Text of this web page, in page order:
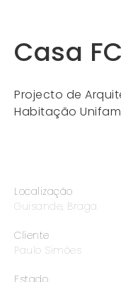
Casa FC
Projecto de
Habitação
Localização
Guisande, Braga
Cliente
Paulo Simões
Estado